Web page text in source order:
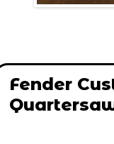
Fender